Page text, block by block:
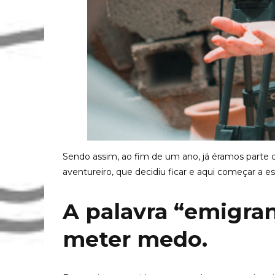
Sendo assim, ao fim de um ano, já éramos
aventureiro, que decidiu ficar e aqui começar a
A palavra
meter medo.